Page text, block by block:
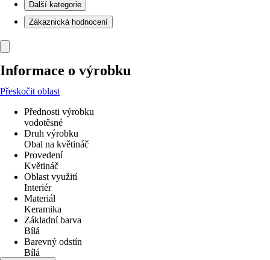
Další kategorie
Zákaznická hodnocení
Informace o výrobku
Přeskočit oblast
Přednosti výrobku
vodotěsné
Druh výrobku
Obal na květináč
Provedení
Květináč
Oblast využití
Interiér
Materiál
Keramika
Základní barva
Bílá
Barevný odstín
Bílá